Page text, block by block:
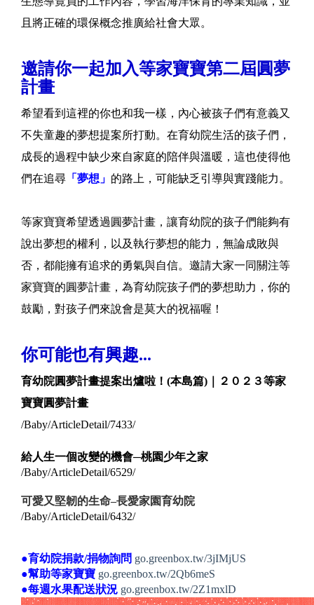
且將正確的環保概念推廣給社會大眾。
邀請你一起加入等家寶寶第二屆圓夢
計畫
希望看到這裡的你也和我一樣，內心被孩子們有意義又
不失童趣的夢想提案所打動。在育幼院生活的孩子們，
成長的過程中缺少來自家庭的陪伴與溫暖，這也使得他
們在追尋 「夢想」 的路上，可能缺乏引導與實踐能力。
等家寶寶希望透過圓夢計畫，讓育幼院的孩子們能夠有
說出夢想的權利，以及執行夢想的能力，無論成敗與
否，都能擁有追求的勇氣與自信。邀請大家一同關注等
家寶寶的圓夢計畫，為育幼院孩子們的夢想助力，你的
鼓勵，對孩子們來說會是莫大的祝福喔！
你可能也有興趣...
育幼院圓夢計畫提案出爐啦！(本島篇)｜２０２３等家
寶寶圓夢計畫
/Baby/ArticleDetail/7433/
給人生一個改變的機會─桃園少年之家
/Baby/ArticleDetail/6529/
可愛又堅韌的生命–長愛家園育幼院
/Baby/ArticleDetail/6432/
●育幼院捐款/捐物詢問 go.greenbox.tw/3jIMjUS
●幫助等家寶寶 go.greenbox.tw/2Qb6meS
●每週水果配送狀況 go.greenbox.tw/2Z1mxlD